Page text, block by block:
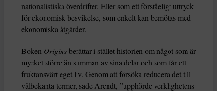
nationalistiska överdrifter. Eller som ett förståeligt uttryck
för ekonomisk besvikelse, som enkelt kan bemötas med
ekonomiska åtgärder.
Boken Originsberättar i stället historien om något som är
mycket större än summan av sina delar och som får ett
fruktansvärt eget liv. Genom att försöka reducera det till
välbekanta termer, sade Arendt, ”upphörde verklighetens